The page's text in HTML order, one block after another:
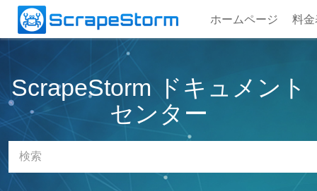
ホームページ 料金
ScrapeStorm ドキュメント
センター